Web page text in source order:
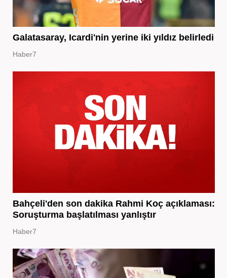
Galatasaray, Icardi'nin yerine iki yıldız belirledi
Haber7
Bahçeli'den son dakika Rahmi Koç açıklaması:
Soruşturma başlatılması yanlıştır
Haber7